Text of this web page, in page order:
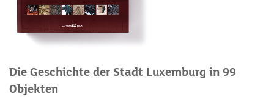
Die Geschichte der Stadt Luxemburg in 99
Objekten